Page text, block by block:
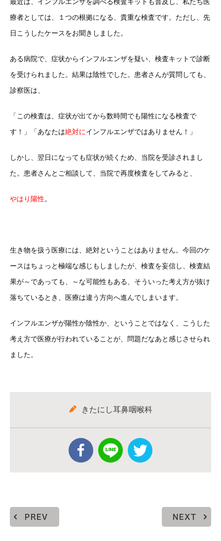
療者としては、１つの根拠になる、貴重な検査です。ただし、先
日こうしたケースをお聞きしました。
ある病院で、症状からインフルエンザを疑い、検査キットで診断
を受けられました。結果は陰性でした。患者さんが質問しても、
診察医は、
「この検査は、症状が出てから数時間でも陽性になる検査で
す！」「あなたは絶対にインフルエンザではありません！」
しかし、翌日になっても症状が続くため、当院を受診されまし
た。患者さんとご相談して、当院で再度検査をしてみると、
やはり陽性。
生き物を扱う医療には、絶対ということはありません。今回のケ
ースはちょっと極端な感じもしましたが、検査を妄信し、検査結
果が～であっても、～な可能性もある、そういった考え方が抜け
落ちているとき、医療は違う方向へ進んでしまいます。
インフルエンザが陽性か陰性か、ということではなく、こうした
考え方で医療が行われていることが、問題だなあと感じさせられ
ました。
きたにし耳鼻咽喉科
PREV NEXT